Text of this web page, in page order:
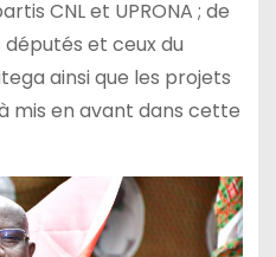
CNL et UPRONA ; de
et ceux du
ainsi que les projets
mis en avant dans cette